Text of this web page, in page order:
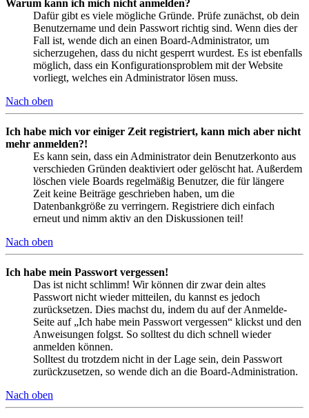
Warum kann ich mich nicht anmelden?
Dafür gibt es viele mögliche Gründe. Prüfe zunächst, ob dein
Benutzername und dein Passwort richtig sind. Wenn dies der
Fall ist, wende dich an einen Board-Administrator, um
sicherzugehen, dass du nicht gesperrt wurdest. Es ist ebenfalls
möglich, dass ein Konfigurationsproblem mit der Website
vorliegt, welches ein Administrator lösen muss.
Nach oben
Ich habe mich vor einiger Zeit registriert, kann mich aber nicht
mehr anmelden?!
Es kann sein, dass ein Administrator dein Benutzerkonto aus
verschieden Gründen deaktiviert oder gelöscht hat. Außerdem
löschen viele Boards regelmäßig Benutzer, die für längere
Zeit keine Beiträge geschrieben haben, um die
Datenbankgröße zu verringern. Registriere dich einfach
erneut und nimm aktiv an den Diskussionen teil!
Nach oben
Ich habe mein Passwort vergessen!
Das ist nicht schlimm! Wir können dir zwar dein altes
Passwort nicht wieder mitteilen, du kannst es jedoch
zurücksetzen. Dies machst du, indem du auf der Anmelde-
Seite auf „Ich habe mein Passwort vergessen“ klickst und den
Anweisungen folgst. So solltest du dich schnell wieder
anmelden können.
Solltest du trotzdem nicht in der Lage sein, dein Passwort
zurückzusetzen, so wende dich an die Board-Administration.
Nach oben